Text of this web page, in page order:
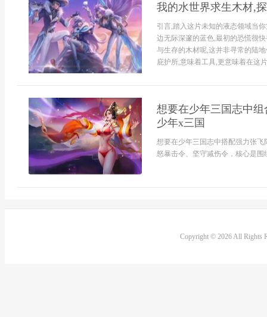
我的水世界求生木材,
引言,踏入这片未知的液态领域当
边无际深邃的蓝色,最初的恐慌很
与生存的木材呢,这并非寻常的陆
庇护所,意味着工具,更意味着在这
想要在少年三国志中
少年x三国
想要在少年三国志中搭配强力张
怒暴击令、坚守减伤令，核心是
Copyright © 2026 All Rights